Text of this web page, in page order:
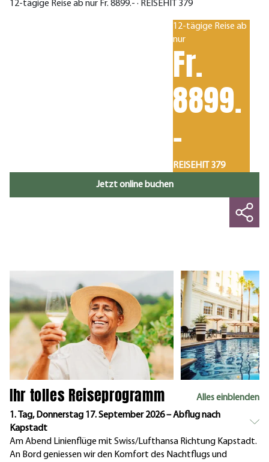
12-tägige Reise ab nur Fr. 8899.- · REISEHIT 379
12-tägige Reise ab
nur
Fr.
8899.
-
REISEHIT 379
Jetzt online buchen
Ihr tolles Reiseprogramm
Alles einblenden
1. Tag, Donnerstag 17. September 2026 – Abflug nach
Kapstadt
Am Abend Linienflüge mit Swiss/Lufthansa Richtung Kapstadt.
An Bord geniessen wir den Komfort des Nachtflugs und